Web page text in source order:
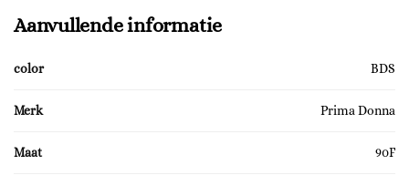
Aanvullende informatie
color BDS
Merk Prima Donna
Maat 90F